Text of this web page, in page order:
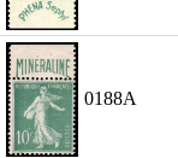
0188A